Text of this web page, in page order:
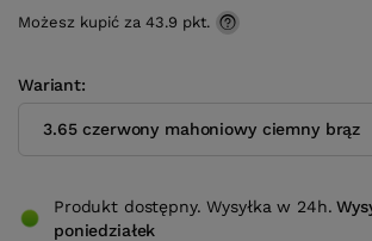
Wariant
3.65 czerwony mahoniowy ciemny brąz
Możesz kupić za 43.9 pkt.
Produkt dostępny. Wysyłka w 24h.
poniedziałek